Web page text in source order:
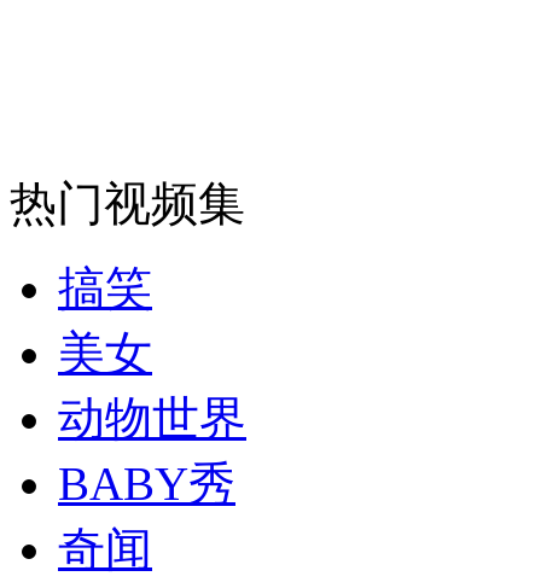
司机酒驾遇交警 急速倒车逃窜
热门视频集
搞笑
美女
动物世界
BABY秀
奇闻